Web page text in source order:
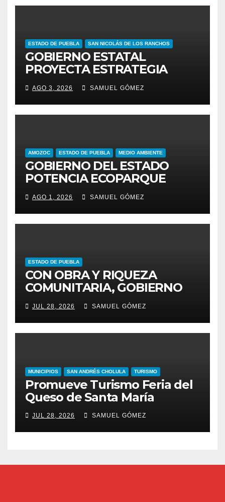
ESTADO DE PUEBLA SAN NICOLÁS DE LOS RANCHOS
GOBIERNO ESTATAL
PROYECTA ESTRATEGIA
PARA EL DESARROLLO
INTEGRAL DE LA REGIÓN
IZTA-POPO
AGO 3, 2026 SAMUEL GÓMEZ
AMOZOC ESTADO DE PUEBLA MEDIO AMBIENTE
GOBIERNO DEL ESTADO
POTENCIA ECOPARQUE
PENSAR EN GRANDE COMO
REFERENTE AMBIENTAL
AGO 1, 2026 SAMUEL GÓMEZ
ESTADO DE PUEBLA
CON OBRA Y RIQUEZA
COMUNITARIA, GOBIERNO
ESTATAL INCENTIVA AL
TALENTO ARTESANAL
JUL 28, 2026 SAMUEL GÓMEZ
MUNICIPIOS SAN ANDRÉS CHOLULA TURISMO
Promueve Turismo Feria del
Queso de Santa María
JUL 28, 2026 SAMUEL GÓMEZ